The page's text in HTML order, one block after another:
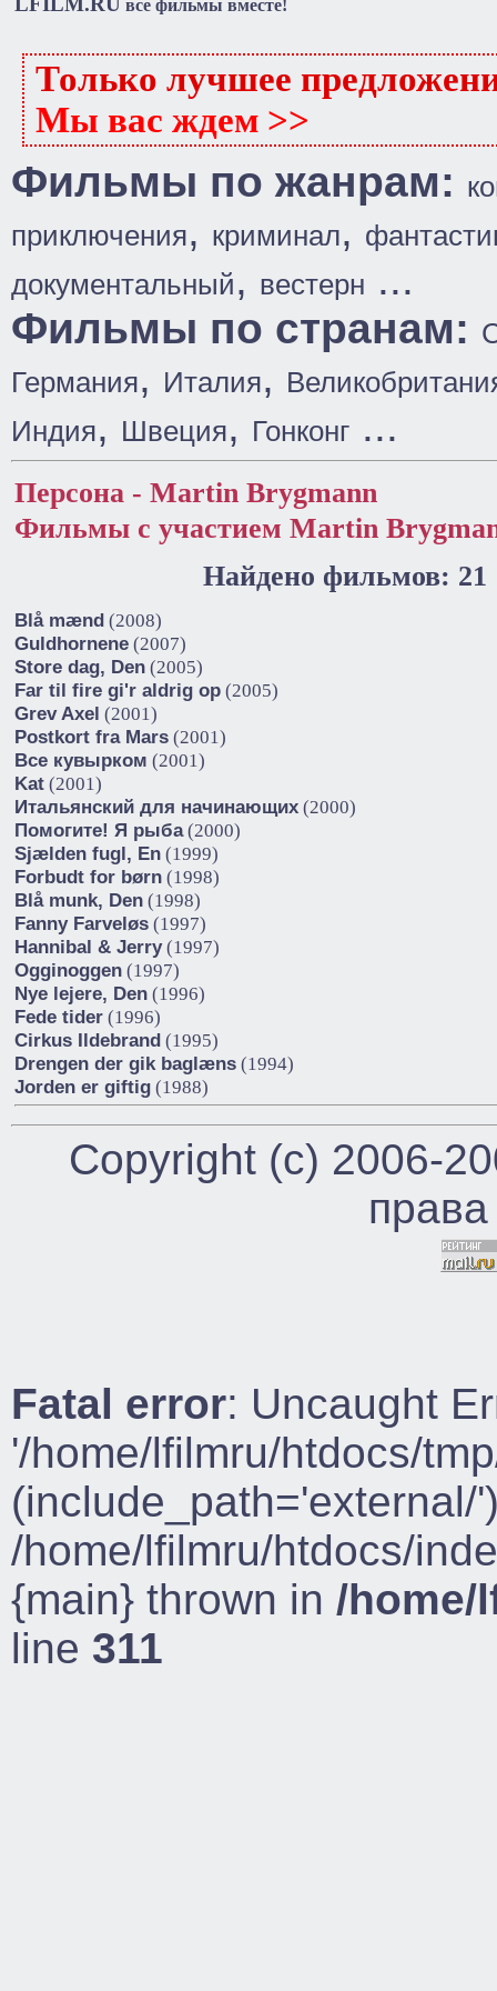
все фильмы вместе!
Только лучшее
Мы вас ждем >>
Фильмы по жанрам:
приключения, криминал,
документальный, вестерн ...
Фильмы по странам:
Германия, Италия,
Индия, Швеция, Гонконг ...
Персона - Martin Brygmann
Фильмы с участием Martin
Найдено фильмов: 21
Blå mænd (2008)
Guldhornene (2007)
Store dag, Den (2005)
Far til fire gi'r aldrig op (2005)
Grev Axel (2001)
Postkort fra Mars (2001)
Все кувырком (2001)
Kat (2001)
Итальянский для начинающих (2000)
Помогите! Я рыба(2000)
Sjælden fugl, En (1999)
Forbudt for børn (1998)
Blå munk, Den (1998)
Fanny Farveløs (1997)
Hannibal & Jerry(1997)
Ogginoggen (1997)
Nye lejere, Den (1996)
Fede tider (1996)
Cirkus Ildebrand (1995)
Drengen der gik baglæns (1994)
Jorden er giftig (1988)
Copyright (c) 2006-
Fatal error: Uncaught
'/home/lfilmru/htdocs/
(include_path='external/
/home/lfilmru/htdocs/
{main} thrown in /home/
line 311